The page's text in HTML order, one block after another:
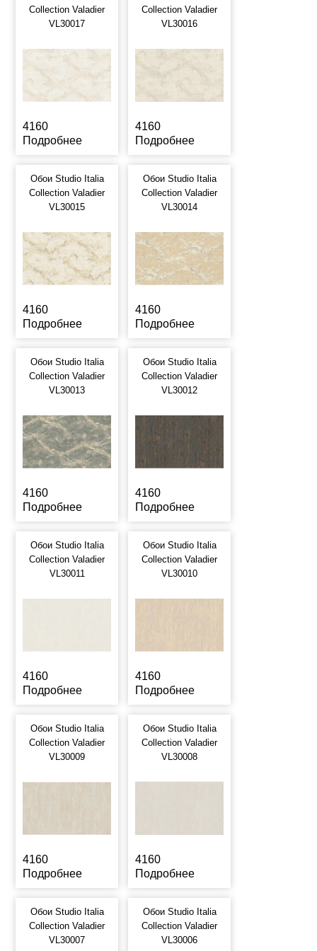
Collection Valadier
VL30017
4160
Подробнее
Collection Valadier
VL30016
4160
Подробнее
Обои Studio Italia
Collection Valadier
VL30015
4160
Подробнее
Обои Studio Italia
Collection Valadier
VL30014
4160
Подробнее
Обои Studio Italia
Collection Valadier
VL30013
4160
Подробнее
Обои Studio Italia
Collection Valadier
VL30012
4160
Подробнее
Обои Studio Italia
Collection Valadier
VL30011
4160
Подробнее
Обои Studio Italia
Collection Valadier
VL30010
4160
Подробнее
Обои Studio Italia
Collection Valadier
VL30009
4160
Подробнее
Обои Studio Italia
Collection Valadier
VL30008
4160
Подробнее
Обои Studio Italia
Collection Valadier
VL30007
Обои Studio Italia
Collection Valadier
VL30006